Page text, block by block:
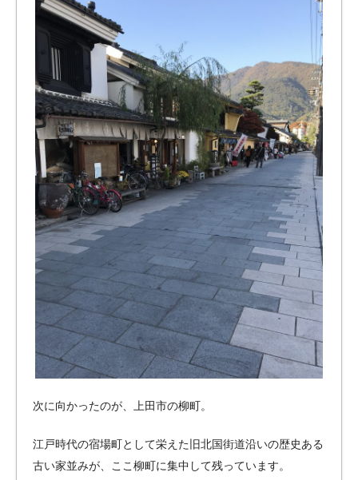
次に向かったのが、上田市の柳町。
江戸時代の宿場町として栄えた旧北国街道沿いの歴史ある
古い家並みが、ここ柳町に集中して残っています。